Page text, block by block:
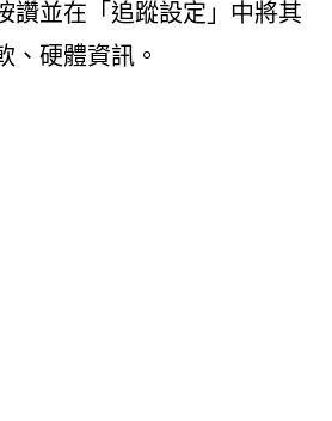
讚並在「追蹤設定」中將其
、硬體資訊。